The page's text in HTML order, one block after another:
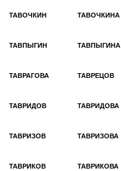
ТАВОЧКИН ТАВОЧКИНА
ТАВПЫГИН ТАВПЫГИНА
ТАВРАГОВА ТАВРЕЦОВ
ТАВРИДОВ ТАВРИДОВА
ТАВРИЗОВ ТАВРИЗОВА
ТАВРИКОВ ТАВРИКОВА